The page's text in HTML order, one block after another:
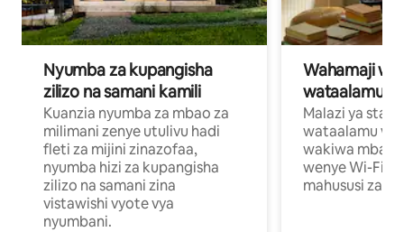
Nyumba za kupangisha
zilizo na samani kamili
Kuanzia nyumba za mbao za
milimani zenye utulivu hadi
fleti za mijini zinazofaa,
nyumba hizi za kupangisha
zilizo na samani zina
vistawishi vyote vya
nyumbani.
Wahamaji
wataalamu
Malazi ya
wataalamu
wakiwa mbali
wenye Wi-Fi
mahususi za